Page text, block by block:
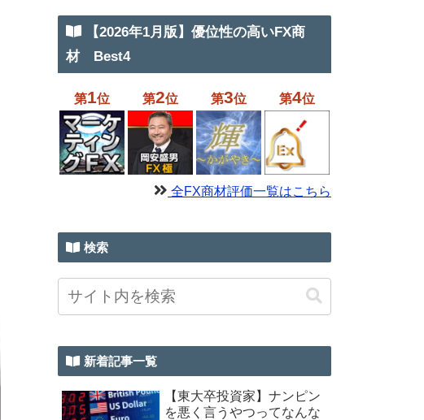
【2026年1月版】優位性の高いFX商
材 Best4
第1位 第2位 第3位 第4位
全FX商材評価一覧はこちら
検索
新着記事一覧
【東大卒投資家】ナンピン
を悪く言うやつってなんな